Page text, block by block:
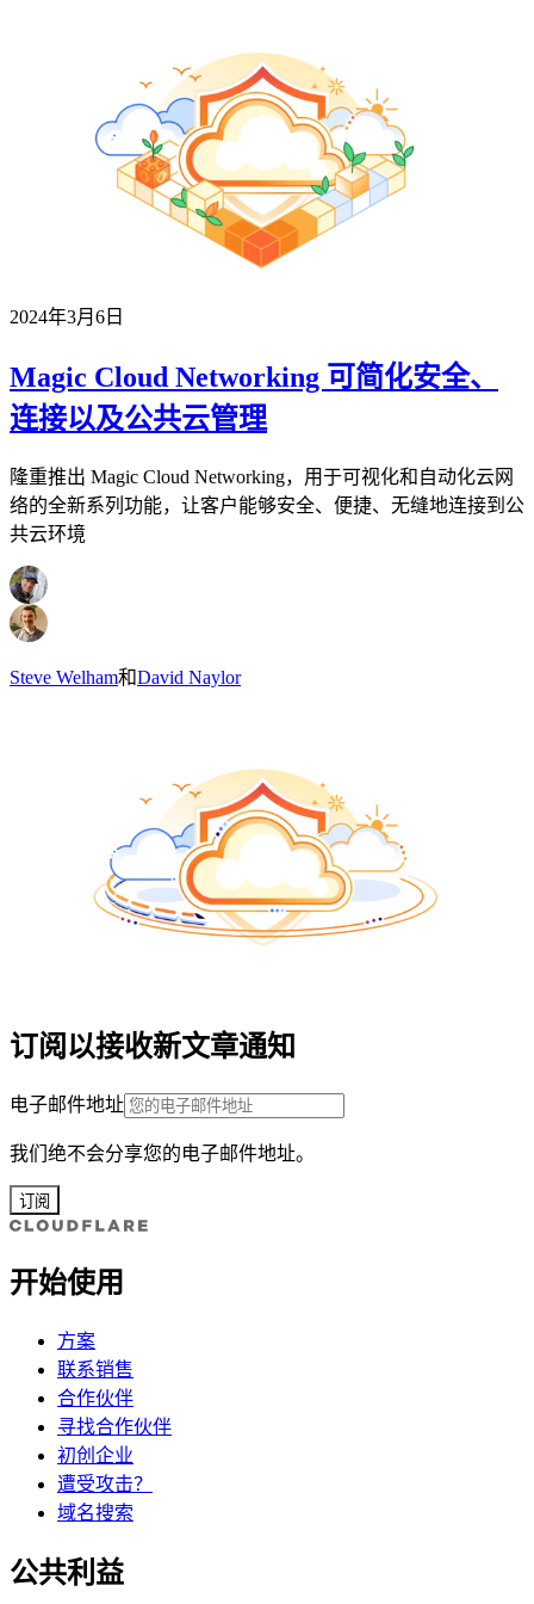
2024年3月6日
Magic Cloud Networking 可简化安全、
连接以及公共云管理
隆重推出 Magic Cloud Networking，用于可视化和自动化云网
络的全新系列功能，让客户能够安全、便捷、无缝地连接到公
共云环境
Steve Welham和David Naylor
订阅以接收新文章通知
电子邮件地址
我们绝不会分享您的电子邮件地址。
订阅
开始使用
方案
联系销售
合作伙伴
寻找合作伙伴
初创企业
遭受攻击？
域名搜索
公共利益